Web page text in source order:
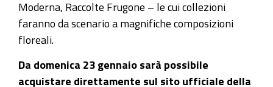
Moderna, Raccolte Frugone – le cui collezioni
faranno da scenario a magnifiche composizioni
floreali.
Da domenica 23 gennaio sarà possibile
acquistare direttamente sul sito ufficiale della